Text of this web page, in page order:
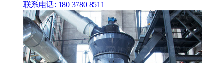
联系电话: 180 3780 8511